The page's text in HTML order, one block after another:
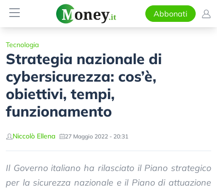
Abbonati
Tecnologia
Strategia nazionale di
cybersicurezza: cos’è,
obiettivi, tempi,
funzionamento
Niccolò Ellena 27 Maggio 2022 - 20:31
Il Governo italiano ha rilasciato il Piano strategico
per la sicurezza nazionale e il Piano di attuazione